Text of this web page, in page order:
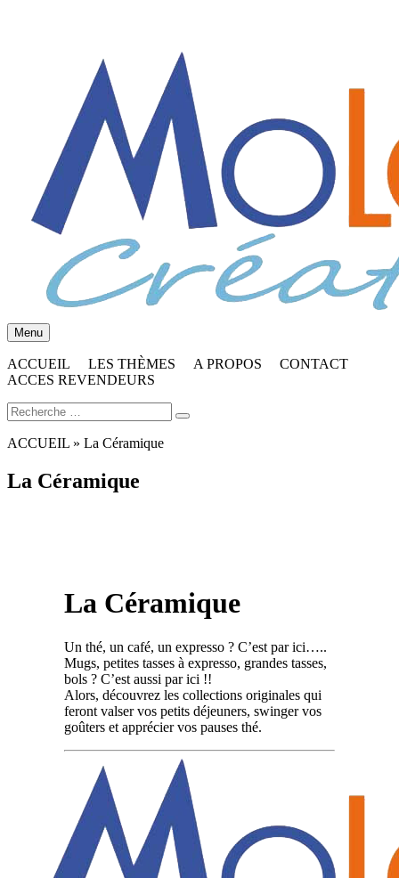
Menu
ACCUEIL LES THÈMES A PROPOS
CONTACT
ACCES REVENDEURS
Recherche:
ACCUEIL » La Céramique
La Céramique
La Céramique
Un thé, un café, un expresso ? C’est par ici…..
Mugs, petites tasses à expresso, grandes tasses,
bols ? C’est aussi par ici !!
Alors, découvrez les collections originales qui
feront valser vos petits déjeuners, swinger vos
goûters et apprécier vos pauses thé.